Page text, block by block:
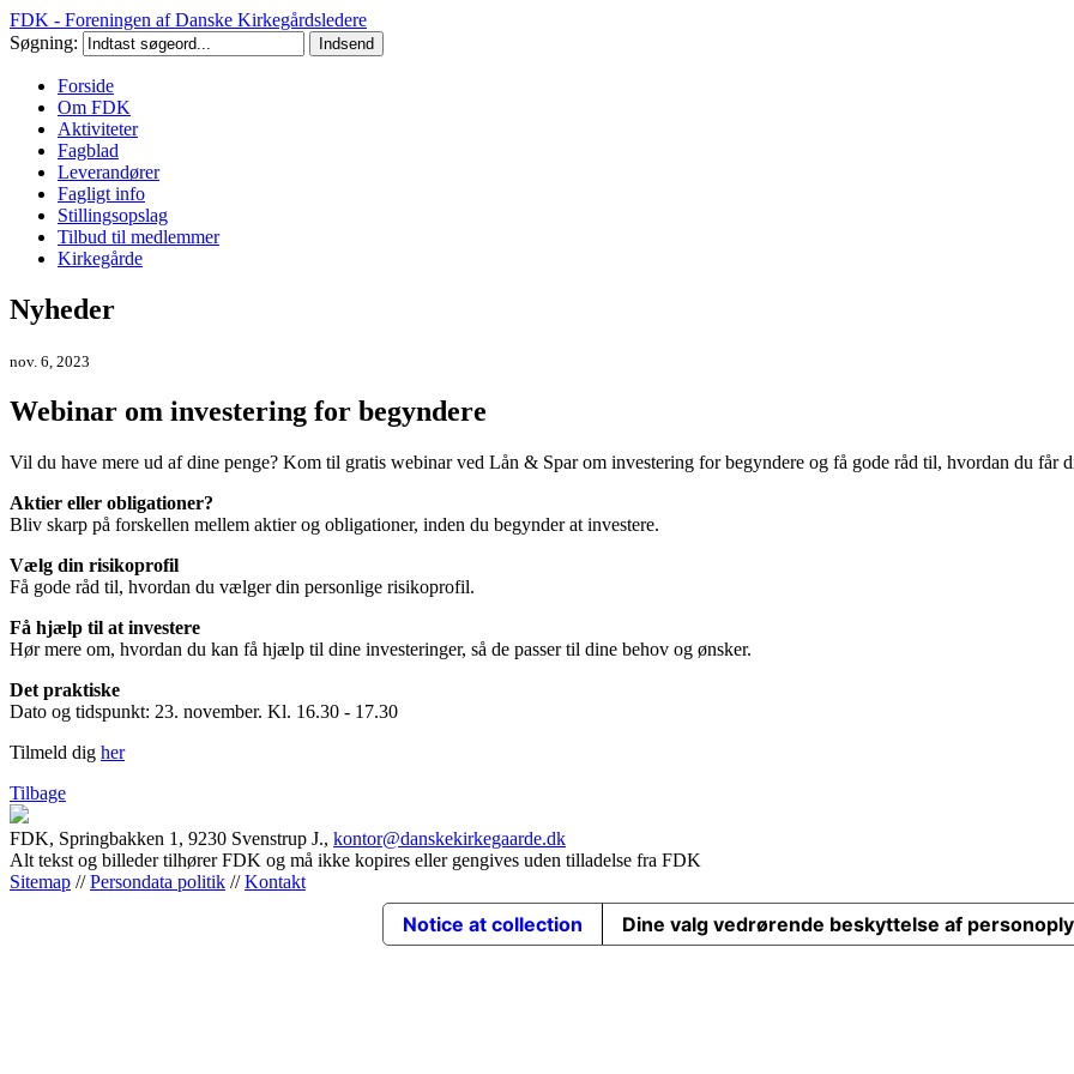
FDK - Foreningen af Danske Kirkegårdsledere
Søgning:
Forside
Om FDK
Aktiviteter
Fagblad
Leverandører
Fagligt info
Stillingsopslag
Tilbud til medlemmer
Kirkegårde
Nyheder
nov. 6, 2023
Webinar om investering for begyndere
Vil du have mere ud af dine penge? Kom til gratis webinar ved Lån & Spar om investering for begyndere og få gode råd til, hvordan du får
Aktier eller obligationer?
Bliv skarp på forskellen mellem aktier og obligationer, inden du begynder at investere.
Vælg din risikoprofil
Få gode råd til, hvordan du vælger din personlige risikoprofil.
Få hjælp til at investere
Hør mere om, hvordan du kan få hjælp til dine investeringer, så de passer til dine behov og ønsker.
Det praktiske
Dato og tidspunkt: 23. november. Kl. 16.30 - 17.30
Tilmeld dig her
Tilbage
FDK, Springbakken 1, 9230 Svenstrup J., kontor@danskekirkegaarde.dk
Alt tekst og billeder tilhører FDK og må ikke kopires eller gengives uden tilladelse fra FDK
Sitemap //Persondata politik //Kontakt
Notice at collection Dine valg vedrørende beskyttelse af